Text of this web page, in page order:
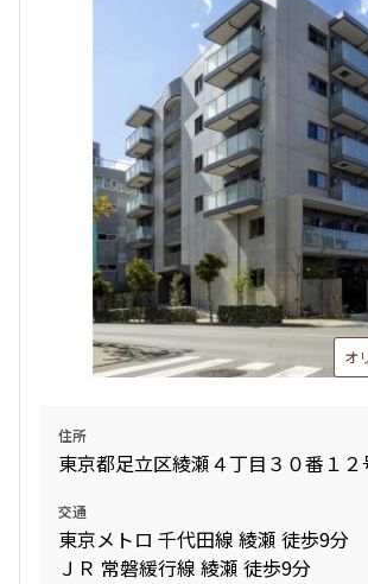
検索結果の絞り込み
〜
管理費/共益費含む
礼金なし
敷金なし
礼金１ヶ月以下
フリーレント付き
間取り
1R〜1K
1DK〜1LDK
2LDK
4LDK〜
オ
住所
東京都足立区綾瀬４丁目３０番１２
交通
東京メトロ 千代田線 綾瀬 徒歩9分
ＪＲ 常磐緩行線 綾瀬 徒歩9分